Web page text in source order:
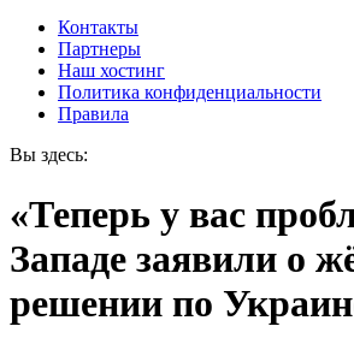
Контакты
Партнеры
Наш хостинг
Политика конфиденциальности
Правила
Вы здесь:
«Теперь у вас
Западе заявили о
решении по